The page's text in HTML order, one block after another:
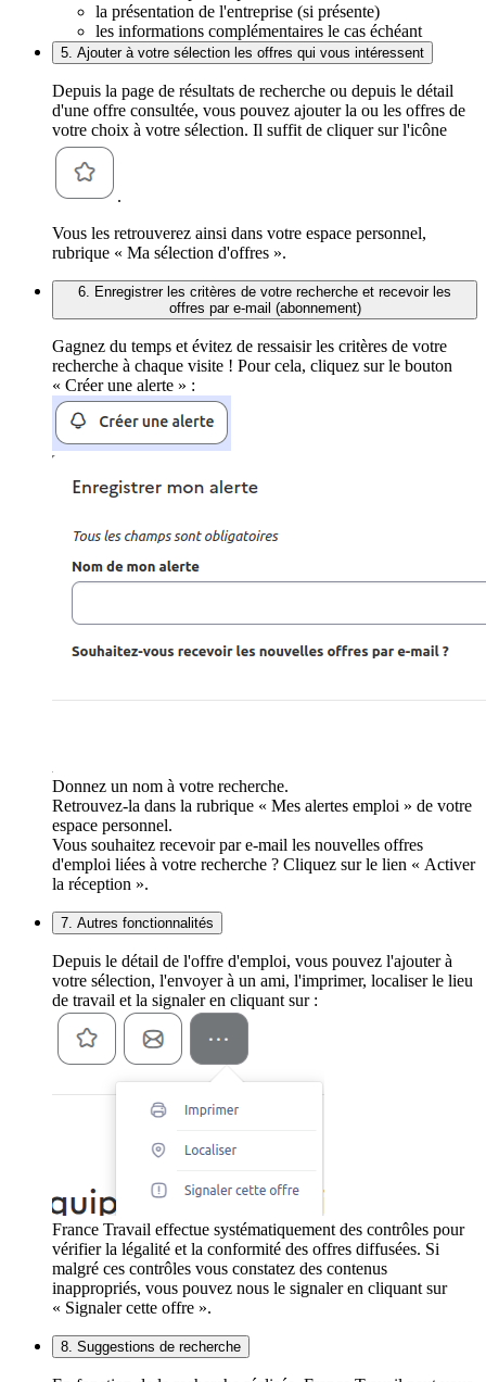
la présentation de l'entreprise (si présente)
les informations complémentaires le cas échéant
5. Ajouter à votre sélection les offres qui vous intéressent
Depuis la page de résultats de recherche ou depuis le détail
d'une offre consultée, vous pouvez ajouter la ou les offres de
votre choix à votre sélection. Il suffit de cliquer sur l'icône
.
Vous les retrouverez ainsi dans votre espace personnel,
rubrique « Ma sélection d'offres ».
6. Enregistrer les critères de votre recherche et recevoir les
offres par e-mail (abonnement)
Gagnez du temps et évitez de ressaisir les critères de votre
recherche à chaque visite ! Pour cela, cliquez sur le bouton
« Créer une alerte » :
Donnez un nom à votre recherche.
Retrouvez-la dans la rubrique « Mes alertes emploi » de votre
espace personnel.
Vous souhaitez recevoir par e-mail les nouvelles offres
d'emploi liées à votre recherche ? Cliquez sur le lien « Activer
la réception ».
7. Autres fonctionnalités
Depuis le détail de l'offre d'emploi, vous pouvez l'ajouter à
votre sélection, l'envoyer à un ami, l'imprimer, localiser le lieu
de travail et la signaler en cliquant sur :
France Travail effectue systématiquement des contrôles pour
vérifier la légalité et la conformité des offres diffusées. Si
malgré ces contrôles vous constatez des contenus
inappropriés, vous pouvez nous le signaler en cliquant sur
« Signaler cette offre ».
8. Suggestions de recherche